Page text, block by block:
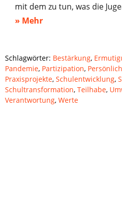
mit dem zu tun, was die
» Mehr
Schlagwörter: Bestärkung,
Pandemie, Partizipation,
Praxisprojekte, Schulentwicklung,
Schultransformation, Teilhabe,
Verantwortung, Werte